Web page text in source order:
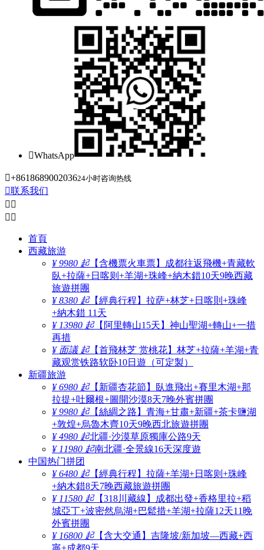
WhatsApp
+861868900203624小时咨询热线
联系我们
 
 
首頁
西藏旅游
¥ 9980 起【含機票火車票】成都往返飛機+青藏軟
臥+拉薩+日喀则+羊湖+珠峰+納木錯10天9晚西藏
旅遊拼團
¥ 8380 起【經典行程】拉萨+林芝+日喀則+珠峰
+納木錯 11天
¥ 13980 起【阿里轉山15天】神山聖湖+轉山+一措
再措
¥ 面議 起【首飛林芝 赏桃花】林芝+拉薩+羊湖+青
藏观赏铁路软卧10日遊（可定製）
新疆旅游
¥ 6980 起【新疆杏花節】臥進飛出+賽里木湖+那
拉提+吐爾根+圖開沙漠8天7晚外賓拼團
¥ 9980 起【絲綢之路】青海+甘肅+新疆+茶卡鹽湖
+敦煌+烏魯木齊10天9晚西北旅遊拼團
¥ 4980 起北疆·沙漠草原獨庫公路9天
¥ 11980 起南北疆·全景線16天深度遊
中国热门拼团
¥ 6480 起【經典行程】拉薩+羊湖+日喀则+珠峰
+納木錯8天7晚西藏旅遊拼團
¥ 11580 起【318川藏線】成都出發+香格里拉+稻
城亞丁+波密然烏湖+巴鬆措+羊湖+拉薩12天11晚
外賓拼團
¥ 16800 起【含大交通】吉隆坡/新加坡—西藏+西
寧+成都9天